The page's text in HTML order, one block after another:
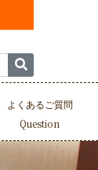
よくあるご質問
Question